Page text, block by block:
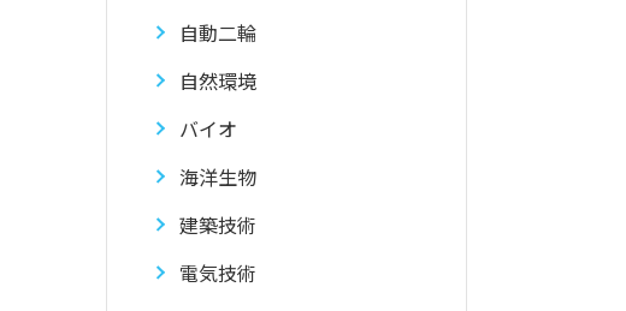
自動二輪
自然環境
バイオ
海洋生物
建築技術
電気技術